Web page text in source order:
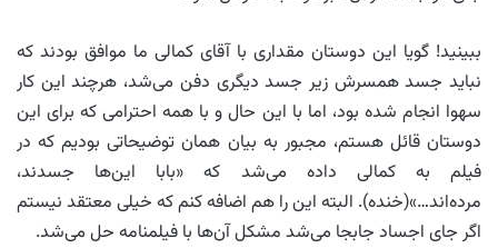
ببینید! گویا این دوستان مقداری با آقای کمالی ما موافق بودند که
نباید جسد همسرش زیر جسد دیگری دفن می‌شد، هرچند این کار
سهوا انجام شده بود، اما با این حال و با همه احترامی که برای این
دوستان قائل هستم، مجبور به بیان همان توضیحاتی بودیم که در
فیلم به کمالی داده می‌شد که «بابا این‌ها جسد‌ند،
مرده‌اند…»(خنده). البته این را هم اضافه کنم که خیلی معتقد نیستم
اگر جای اجساد جابجا می‌شد مشکل آن‌ها با فیلمنامه حل می‌شد.